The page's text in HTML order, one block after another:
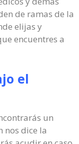
de ramas de la
elijas y
encuentres a
el
un
nos dice la